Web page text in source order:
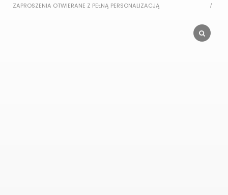
ZAPROSZENIA OTWIERANE Z PEŁNĄ PERSONALIZACJĄ